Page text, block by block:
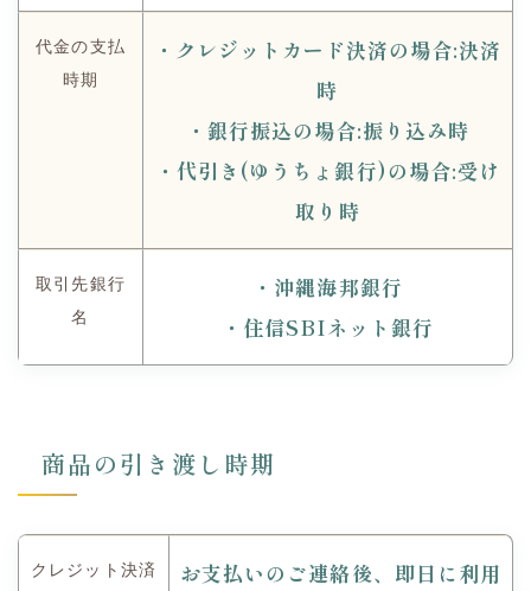
代金の支払
時期
・クレジットカード決済の場合:決済
時
・銀行振込の場合:振り込み時
・代引き(ゆうちょ銀行)の場合:受け
取り時
取引先銀行
名
・沖縄海邦銀行
・住信SBIネット銀行
商品の引き渡し時期
クレジット決済
お支払いのご連絡後、即日に利用